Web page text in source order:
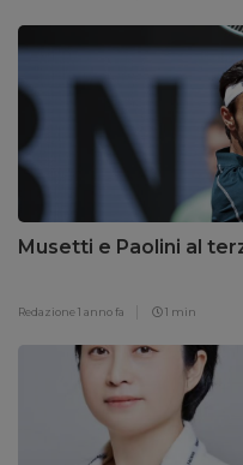
Musetti e Paolini al
Redazione1 anno fa 1 min